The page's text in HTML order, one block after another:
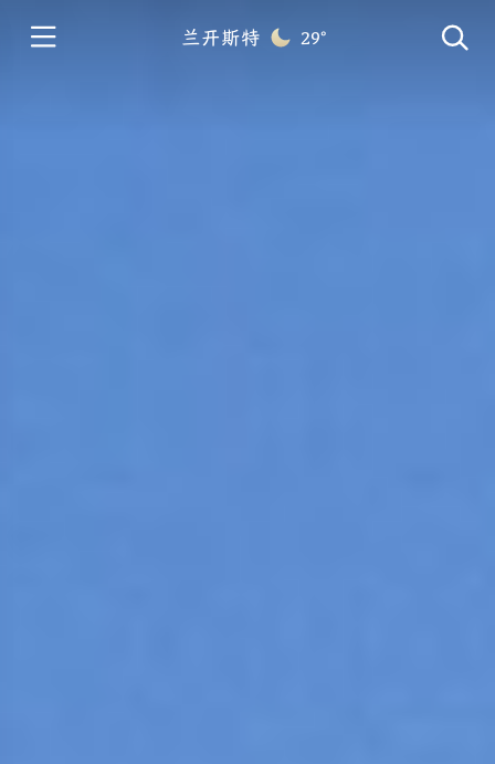
兰开斯特 29°